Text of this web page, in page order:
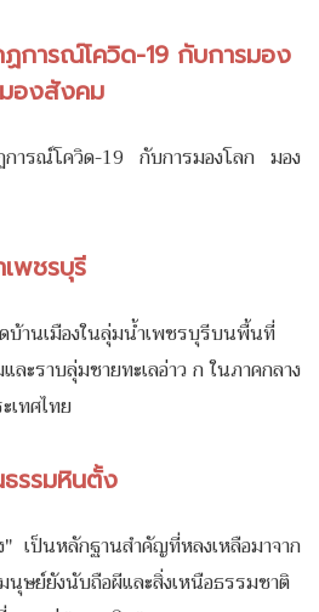
ฏการณ์โควิด-19 กับการมอง
องสังคม
การณ์โควิด-19 กับการมองโลก มอง
พชรบุรี
บ้านเมืองในลุ่มน้ำเพชรบุรีบนพื้นที่
ละราบลุ่มชายทะเลอ่าว ก ในภาคกลาง
เทศไทย
รรมหินตั้ง
เป็นหลักฐานสำคัญที่หลงเหลือมาจาก
ษย์ยังนับถือผีและสิ่งเหนือธรรมชาติ